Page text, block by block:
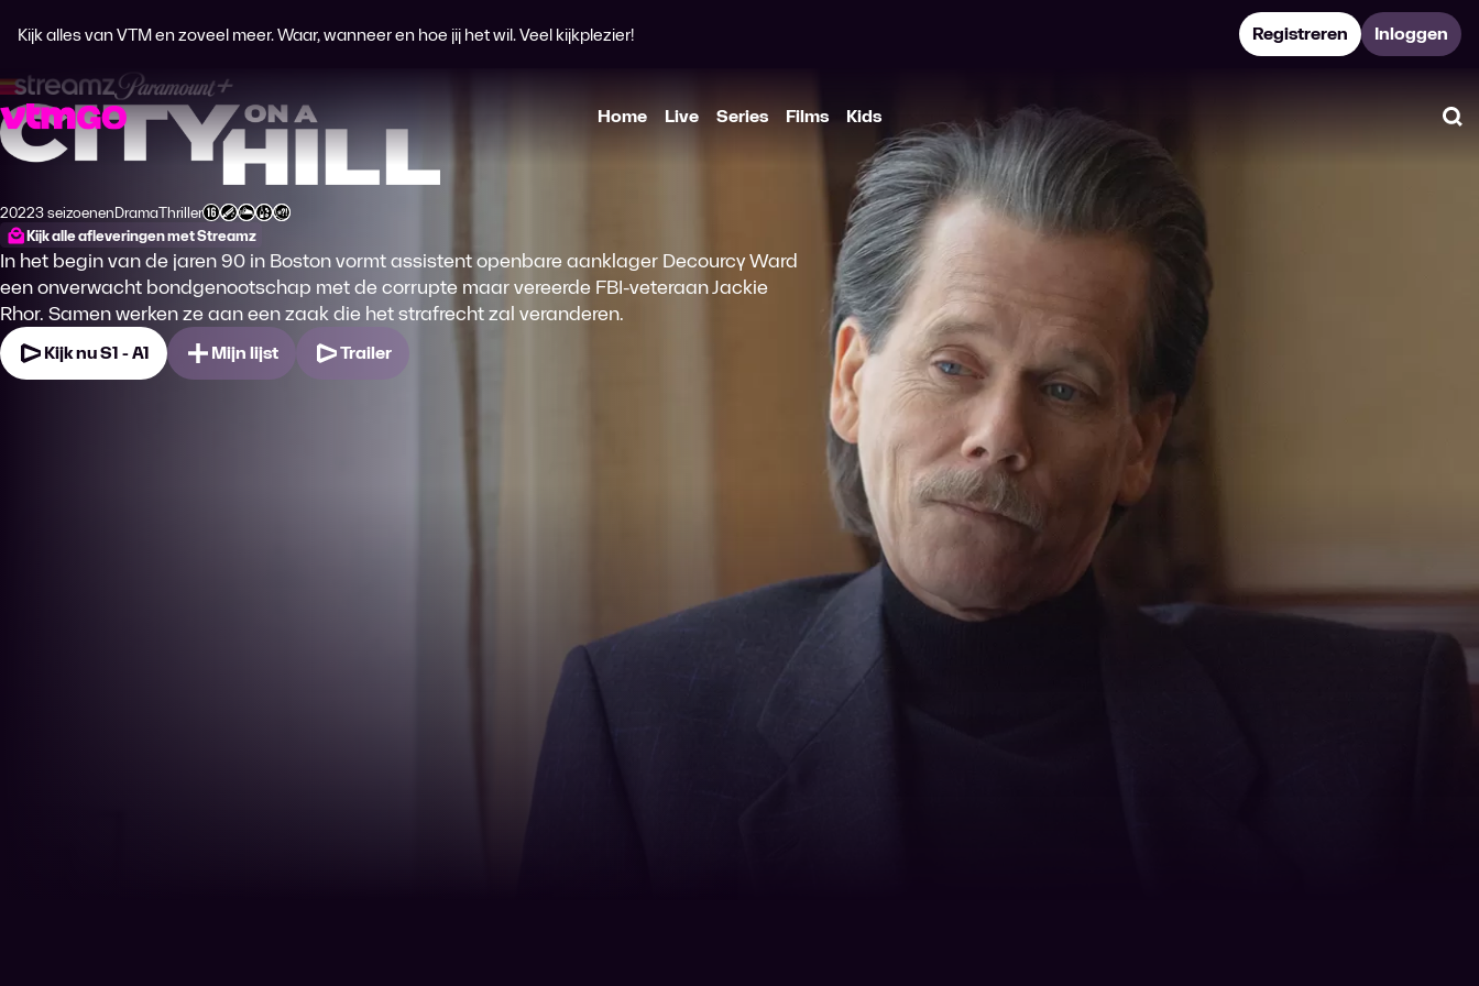
Kijk alles van VTM en zoveel meer. Waar, wanneer en hoe jij het wil. Veel kijkplezier!
Registreren Inloggen
Home Live Series Films Kids
City on a Hill
Productiejaar
20223 seizoenen
Genre
Drama
Genre
Thriller
Leeftijdsclassificatie
Kijk alle afleveringen met Streamz
In het begin van de jaren 90 in Boston vormt assistent openbare aanklager Decourcy Ward
een onverwacht bondgenootschap met de corrupte maar vereerde FBI-veteraan Jackie
Rhor. Samen werken ze aan een zaak die het strafrecht zal veranderen.
Kijk nu S1 - A1 Mijn lijst Trailer